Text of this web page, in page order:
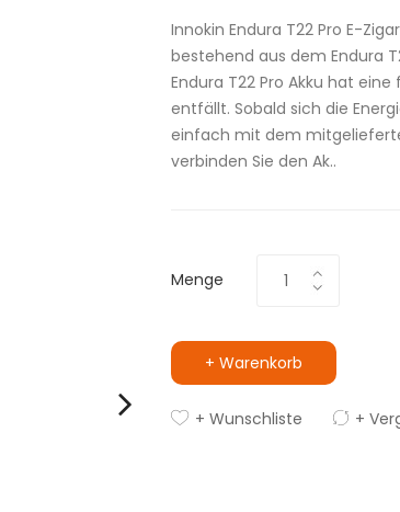
Innokin Endura T22 Pro E-
bestehend aus dem Endura
Endura T22 Pro Akku hat
entfällt. Sobald sich die
einfach mit dem
verbinden Sie den Ak..
Menge
+ Warenkorb
+ Wunschliste +